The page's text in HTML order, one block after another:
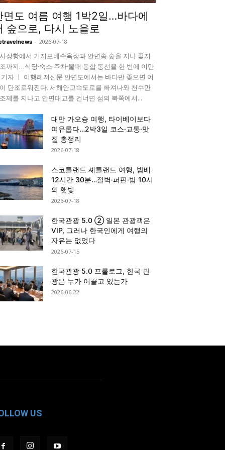
면도 여름 여행 1박2일…바다에
숲으로, 다시 노을로
- 2026-07-18
장항에서 기지포해수욕장과 안면송 숲을 지나 꽃지
까지…식당·숙소·주차·물때·통합 동선을 한 번에 이만
자 ㅣ 여행레저신문 안면도에서는 바다만 좇으면 여
단조로워진다. 서해안고속도로를 빠져나와 천수만
제를 지나고 안면대교를 건너면 섬의 북쪽에서...
대만 가오슝 여행, 타이베이보다
여유롭다…2박3일 코스·교통·맛
집 총정리
2026-07-18
스코틀랜드 셰틀랜드 여행, 밤배
12시간 30분…절벽·퍼핀·밤 10시
의 햇빛
2026-07-18
한국관광 5.0 ② 일본 관광객은
VIP, 그러나 한국인에게 여행의
자유는 없었다
2026-07-15
한국관광 5.0 프롤로그, 한국 관
광은 누가 이끌고 있는가
2026-06-22
US